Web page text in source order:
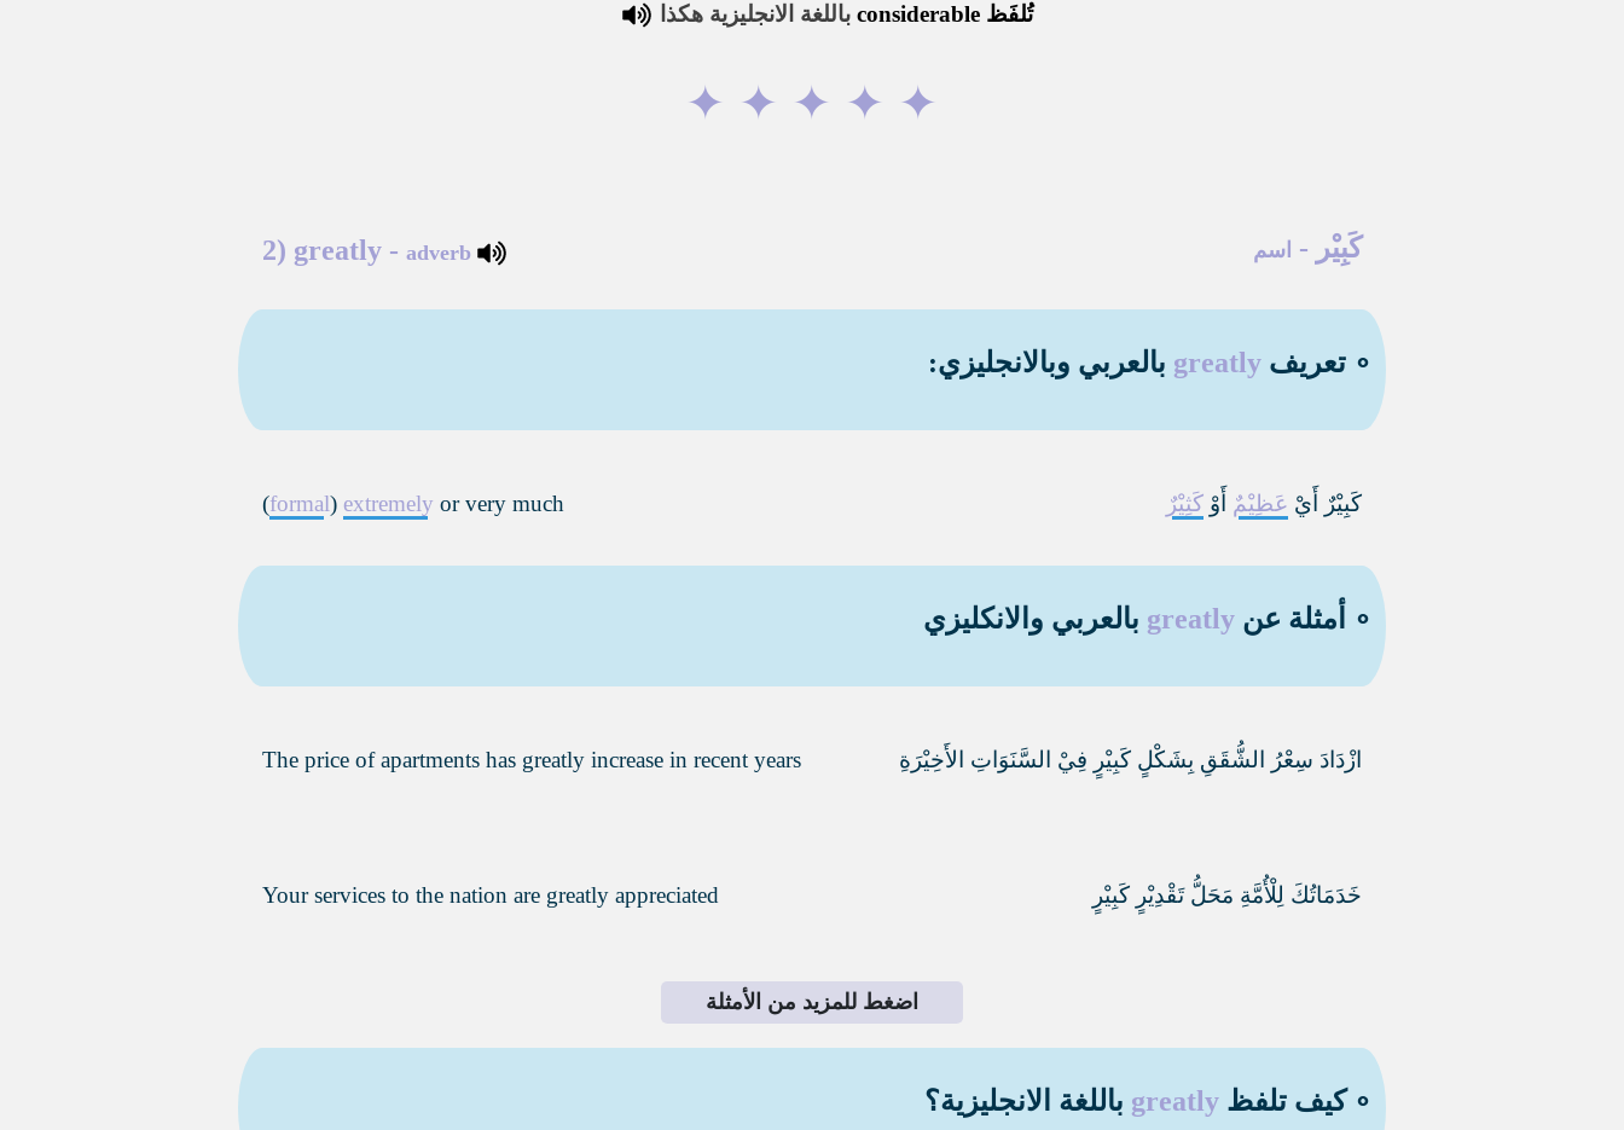
تُلفَظconsiderable باللغة الانجليزية هكذا
✦
✦
✦
✦
✦
كَبِيْر - اسم 2) greatly - adverb
∘ تعريف greatly بالعربي وبالانجليزي:
كَبِيْرٌ أَيْ عَظِيْمٌ أَوْ كَثِيْرٌ (formal) extremely or very much
∘ أمثلة عن greatly بالعربي والانكليزي
ازْدَادَ سِعْرُ الشُّقَقِ بِشَكْلٍ كَبِيْرٍ فِيْ السَّنَوَاتِ الأَخِيْرَةِ The price of apartments has greatly increase in recent years
خَدَمَاتُكَ لِلْأُمَّةِ مَحَلُّ تَقْدِيْرٍ كَبِيْرٍ Your services to the nation are greatly appreciated
اضغط للمزيد من الأمثلة
∘ كيف تلفظ greatly باللغة الانجليزية؟